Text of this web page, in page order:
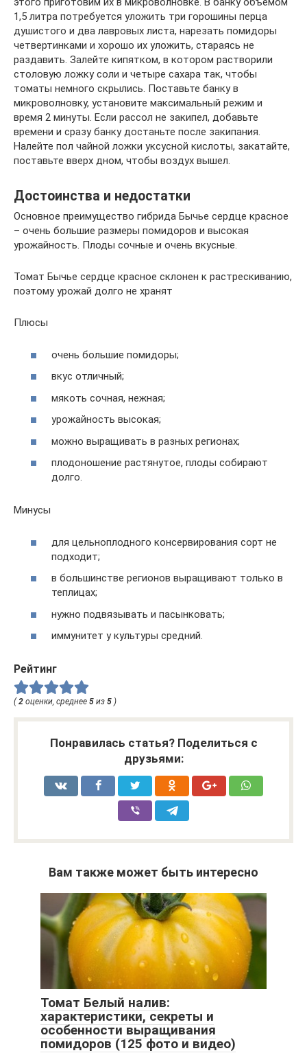
1,5 литра потребуется уложить три горошины перца
душистого и два лавровых листа, нарезать помидоры
четвертинками и хорошо их уложить, стараясь не
раздавить. Залейте кипятком, в котором растворили
столовую ложку соли и четыре сахара так, чтобы
томаты немного скрылись. Поставьте банку в
микроволновку, установите максимальный режим и
время 2 минуты. Если рассол не закипел, добавьте
времени и сразу банку достаньте после закипания.
Налейте пол чайной ложки уксусной кислоты, закатайте,
поставьте вверх дном, чтобы воздух вышел.
Достоинства и недостатки
Основное преимущество гибрида Бычье сердце красное
– очень большие размеры помидоров и высокая
урожайность. Плоды сочные и очень вкусные.
Томат Бычье сердце красное склонен к растрескиванию,
поэтому урожай долго не хранят
Плюсы
очень большие помидоры;
вкус отличный;
мякоть сочная, нежная;
урожайность высокая;
можно выращивать в разных регионах;
плодоношение растянутое, плоды собирают
долго.
Минусы
для цельноплодного консервирования сорт не
подходит;
в большинстве регионов выращивают только в
теплицах;
нужно подвязывать и пасынковать;
иммунитет у культуры средний.
Рейтинг
( 2 оценки, среднее 5 из 5 )
Понравилась статья? Поделиться с
друзьями:
Вам также может быть интересно
Томат Белый налив:
характеристики, секреты и
особенности выращивания
помидоров (125 фото и видео)